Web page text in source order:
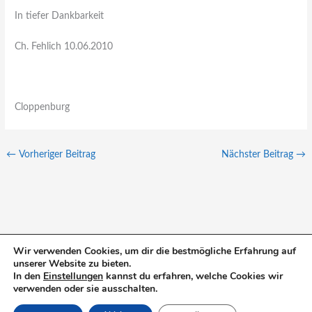
In tiefer Dankbarkeit
Ch. Fehlich 10.06.2010
Cloppenburg
← Vorheriger Beitrag Nächster Beitrag →
S
Wir verwenden Cookies, um dir die bestmögliche Erfahrung auf
unserer Website zu bieten.
In den Einstellungen kannst du erfahren, welche Cookies wir
verwenden oder sie ausschalten.